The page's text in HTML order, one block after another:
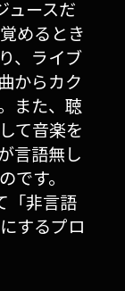
ュースだ
めるとき
、ライブ
からカク
また、聴
て音楽を
言語無し
です。
「非言語
するプロ